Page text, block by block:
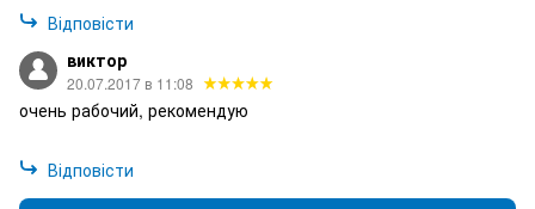
Відповісти
виктор
20.07.2017 в 11:08
очень рабочий, рекомендую
Відповісти